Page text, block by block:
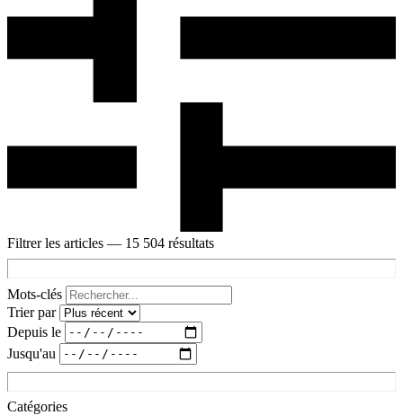
Filtrer les articles — 15 504 résultats
Mots-clés
Trier par
Depuis le
Jusqu'au
Catégories